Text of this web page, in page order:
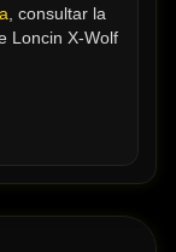
Loncin X-Wolf